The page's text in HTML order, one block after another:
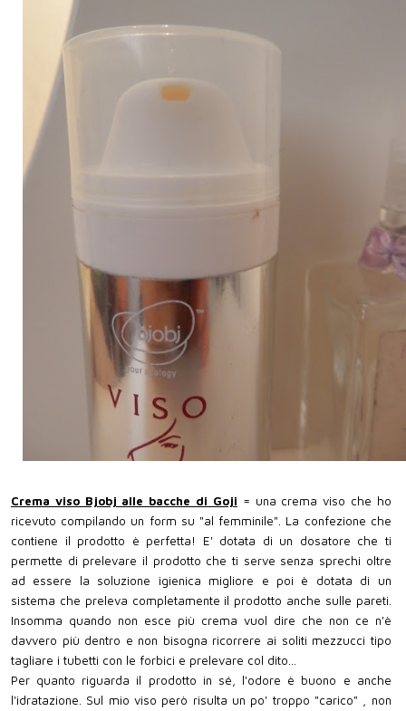
Crema viso Bjobj alle bacche di Goji = una crema viso che ho
ricevuto compilando un form su "al femminile". La confezione che
contiene il prodotto è perfetta! E' dotata di un dosatore che ti
permette di prelevare il prodotto che ti serve senza sprechi oltre
ad essere la soluzione igienica migliore e poi è dotata di un
sistema che preleva completamente il prodotto anche sulle pareti.
Insomma quando non esce più crema vuol dire che non ce n'è
davvero più dentro e non bisogna ricorrere ai soliti mezzucci tipo
tagliare i tubetti con le forbici e prelevare col dito...
Per quanto riguarda il prodotto in sé, l'odore è buono e anche
l'idratazione. Sul mio viso però risulta un po' troppo "carico" , non